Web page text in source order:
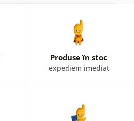
Produse în stoc
expediem imediat